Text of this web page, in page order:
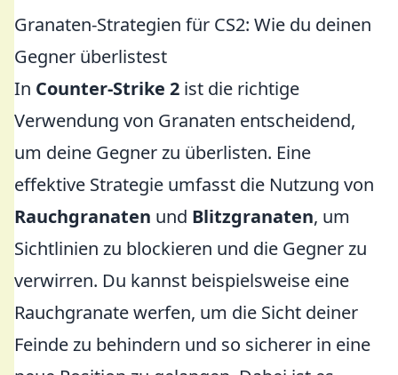
Granaten-Strategien für CS2: Wie du deinen
Gegner überlistest
In Counter-Strike 2 ist die richtige
Verwendung von Granaten entscheidend,
um deine Gegner zu überlisten. Eine
effektive Strategie umfasst die Nutzung von
Rauchgranaten und Blitzgranaten, um
Sichtlinien zu blockieren und die Gegner zu
verwirren. Du kannst beispielsweise eine
Rauchgranate werfen, um die Sicht deiner
Feinde zu behindern und so sicherer in eine